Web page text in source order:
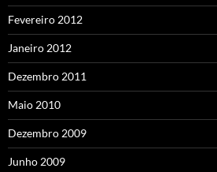
Fevereiro 2012
Janeiro 2012
Dezembro 2011
Maio 2010
Dezembro 2009
Junho 2009